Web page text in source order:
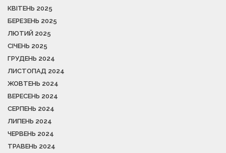
КВІТЕНЬ 2025
БЕРЕЗЕНЬ 2025
ЛЮТИЙ 2025
СІЧЕНЬ 2025
ГРУДЕНЬ 2024
ЛИСТОПАД 2024
ЖОВТЕНЬ 2024
ВЕРЕСЕНЬ 2024
СЕРПЕНЬ 2024
ЛИПЕНЬ 2024
ЧЕРВЕНЬ 2024
ТРАВЕНЬ 2024